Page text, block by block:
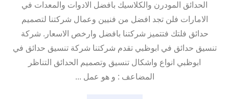
الحدائق المودرن والكلاسيك بافضل الادوات والمعدات في
الامارات فلن تجد افضل من فنيين وعمال شركتنا لتصميم
حدائق فلتك فتتميز شركتنا بافضل وارخص الاسعار. شركة
تنسيق حدائق في ابوظبي تقدم شركتنا شركة تنسيق حدائق في
ابوظبي انواع واشكال تنسيق وتصميم الحدائق التناظر
المضاعف : و هو عمل ...